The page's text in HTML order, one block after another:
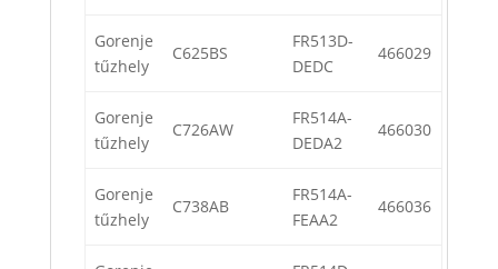
Gorenje
tűzhely
C625BS
FR513D-
DEDC
466029
Gorenje
tűzhely
C726AW
FR514A-
DEDA2
466030
Gorenje
tűzhely
C738AB
FR514A-
FEAA2
466036